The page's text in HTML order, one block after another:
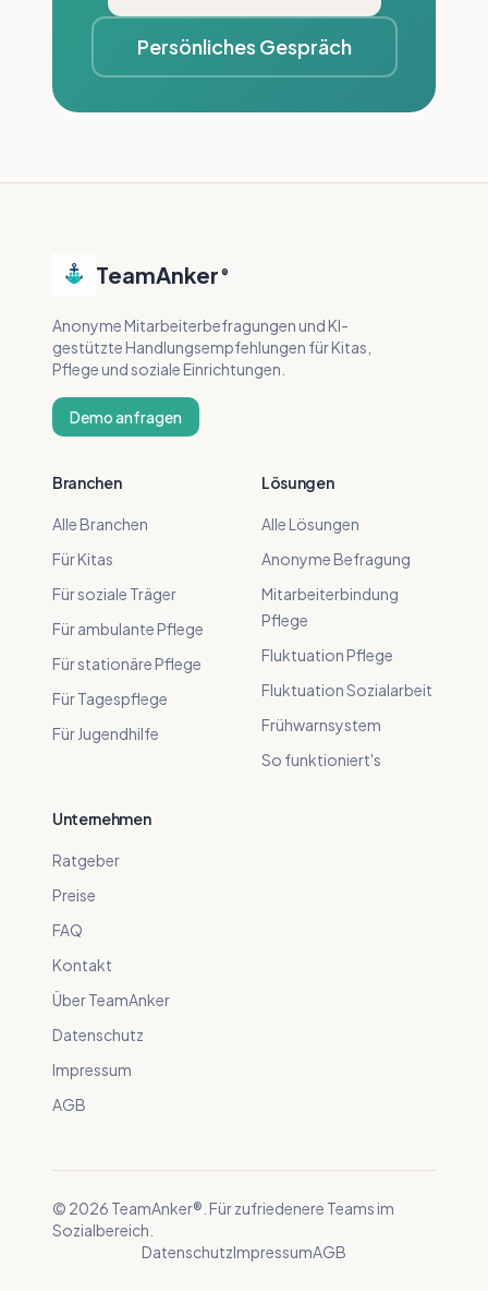
Persönliches Gespräch
TeamAnker ®
Anonyme Mitarbeiterbefragungen und KI-
gestützte Handlungsempfehlungen für Kitas,
Pflege und soziale Einrichtungen.
Demo anfragen
Branchen
Alle Branchen
Für Kitas
Für soziale Träger
Für ambulante Pflege
Für stationäre Pflege
Für Tagespflege
Für Jugendhilfe
Lösungen
Alle Lösungen
Anonyme Befragung
Mitarbeiterbindung
Pflege
Fluktuation Pflege
Fluktuation Sozialarbeit
Frühwarnsystem
So funktioniert's
Unternehmen
Ratgeber
Preise
FAQ
Kontakt
Über TeamAnker
Datenschutz
Impressum
AGB
© 2026 TeamAnker®. Für zufriedenere Teams im
Sozialbereich.
DatenschutzImpressumAGB